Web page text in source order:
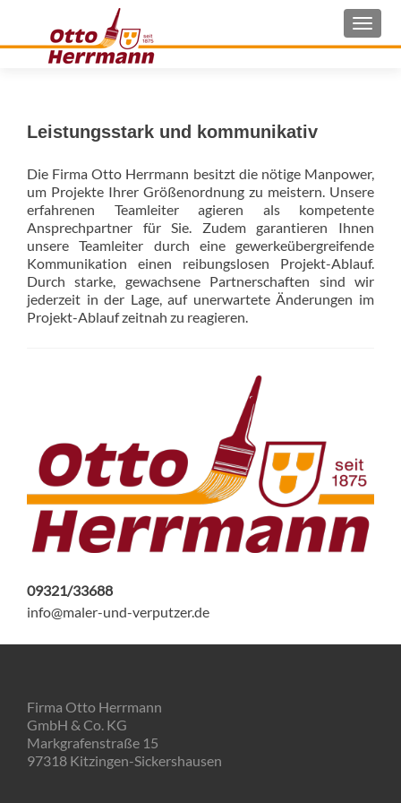
Leistungsstark und kommunikativ
Die Firma Otto Herrmann besitzt die nötige Manpower,
um Projekte Ihrer Größenordnung zu meistern. Unsere
erfahrenen Teamleiter agieren als kompetente
Ansprechpartner für Sie. Zudem garantieren Ihnen
unsere Teamleiter durch eine gewerkeübergreifende
Kommunikation einen reibungslosen Projekt-Ablauf.
Durch starke, gewachsene Partnerschaften sind wir
jederzeit in der Lage, auf unerwartete Änderungen im
Projekt-Ablauf zeitnah zu reagieren.
09321/33688
info@maler-und-verputzer.de
Firma Otto Herrmann
GmbH & Co. KG
Markgrafenstraße 15
97318 Kitzingen-Sickershausen